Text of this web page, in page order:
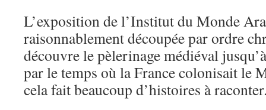
L’exposition de l’Institut du Monde
raisonnablement découpée par ordre
découvre le pèlerinage médiéval
par le temps où la France colonisait le
cela fait beaucoup d’histoires à